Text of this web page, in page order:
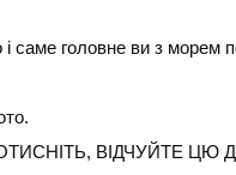
і саме головне ви з морем
ВІДЧУЙТЕ ЦЮ